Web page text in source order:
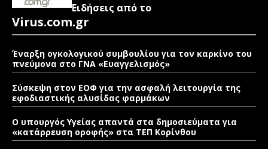
Ειδήσεις από το
Virus.com.gr
Έναρξη ογκολογικού συμβουλίου για τον καρκίνο του
πνεύμονα στο ΓΝΑ «Ευαγγελισμός»
Σύσκεψη στον ΕΟΦ για την ασφαλή λειτουργία της
εφοδιαστικής αλυσίδας φαρμάκων
Ο υπουργός Υγείας απαντά στα δημοσιεύματα για
«κατάρρευση οροφής» στα ΤΕΠ Κορίνθου